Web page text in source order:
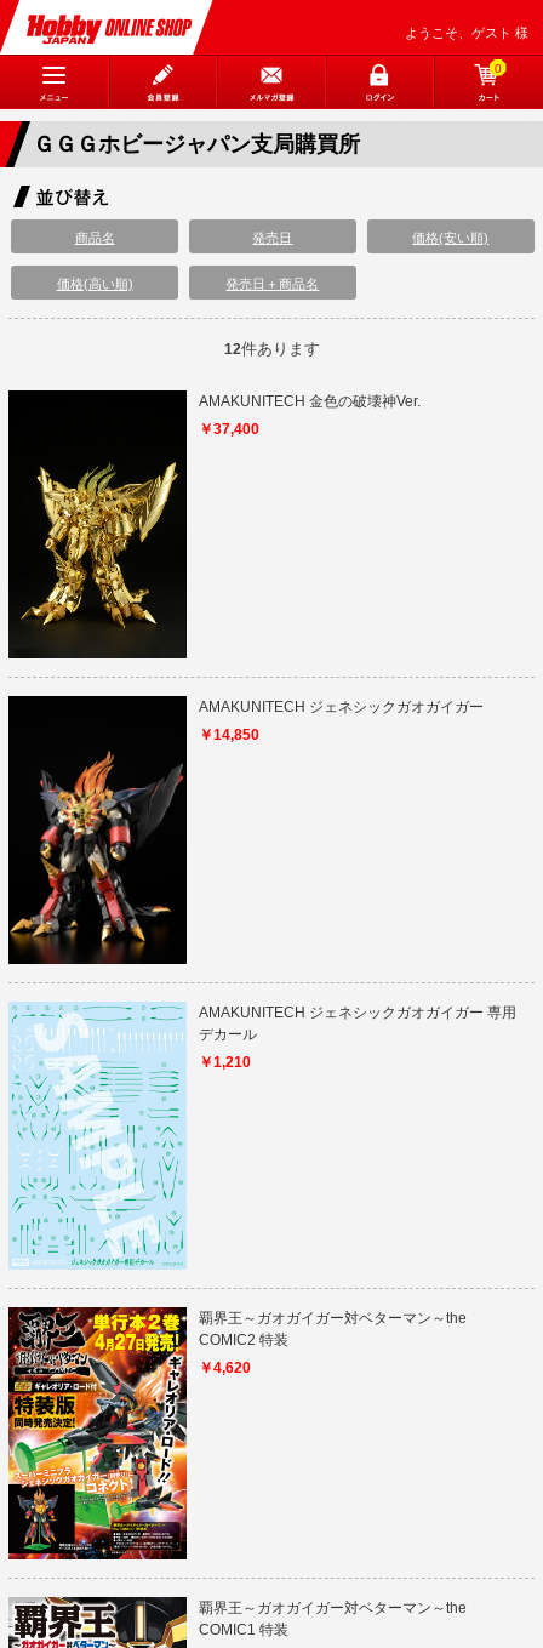
ようこそ、ゲスト 様
0
ＧＧＧホビージャパン支局購買所
商品名 発売日 価格(安い順)
価格(高い順) 発売日＋商品名
12件あります
AMAKUNITECH 金色の破壊神Ver.
￥37,400
AMAKUNITECH ジェネシックガオガイガー
￥14,850
AMAKUNITECH ジェネシックガオガイガー 専用
デカール
￥1,210
覇界王～ガオガイガー対ベターマン～the
COMIC2 特装
￥4,620
覇界王～ガオガイガー対ベターマン～the
COMIC1 特装